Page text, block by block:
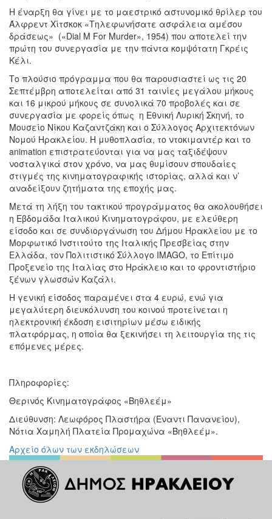
ΔΗΜΟΣ
ΠΟΛΙΤΙΣΜΟΣ
ΑΝΘΕΚΤΙΚΗ
ΠΟΛΗ
Η έναρξη θα γίνει με το μαεστρικό αστυνομικό θρίλερ του
Άλφρεντ Χίτσκοκ «Τηλεφωνήσατε ασφάλεια αμέσου
δράσεως» («Dial M For Murder», 1954) που αποτελεί την
πρώτη του συνεργασία με την πάντα κομψότατη Γκρέις
Κέλι.
Το πλούσιο πρόγραμμα που θα παρουσιαστεί ως τις 20
Σεπτέμβρη αποτελείται από 31 ταινίες μεγάλου μήκους
και 16 μικρού μήκους σε συνολικά 70 προβολές και σε
συνεργασία με φορείς όπως η Εθνική Λυρική Σκηνή, το
Μουσείο Νίκου Καζαντζάκη και ο Σύλλογος Αρχιτεκτόνων
Νομού Ηρακλείου. Η μυθοπλασία, το ντοκιμαντέρ και το
animation επιστρατεύονται για να μας ταξιδέψουν
νοσταλγικά στον χρόνο, να μας θυμίσουν σπουδαίες
στιγμές της κινηματογραφικής ιστορίας, αλλά και ν’
αναδείξουν ζητήματα της εποχής μας.
Μετά τη λήξη του τακτικού προγράμματος θα ακολουθήσει
η Εβδομάδα Ιταλικού Κινηματογράφου, με ελεύθερη
είσοδο και σε συνδιοργάνωση του Δήμου Ηρακλείου με το
Μορφωτικό Ινστιτούτο της Ιταλικής Πρεσβείας στην
Ελλάδα, τον Πολιτιστικό Σύλλογο IMAGO, το Επίτιμο
Προξενείο της Ιταλίας στο Ηράκλειο και το φροντιστήριο
ξένων γλωσσών Καζάλι.
Η γενική είσοδος παραμένει στα 4 ευρώ, ενώ για
μεγαλύτερη διευκόλυνση του κοινού προτείνεται η
ηλεκτρονική έκδοση εισιτηρίων μέσω ειδικής
πλατφόρμας, η οποία θα ξεκινήσει τη λειτουργία της τις
επόμενες μέρες.
Πληροφορίες:
Θερινός Κινηματογράφος «Βηθλεέμ»
Διεύθυνση: Λεωφόρος Πλαστήρα (Έναντι Πανανείου),
Νότια Χαμηλή Πλατεία Προμαχώνα «Βηθλεέμ».
Αρχείο όλων των εκδηλώσεων